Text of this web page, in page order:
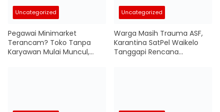
Uncategorized
Pegawai Minimarket
Terancam? Toko Tanpa
Karyawan Mulai Muncul,
Uncategorized
Warga Masih Trauma ASF,
Karantina SatPel Waikelo
Tanggapi Rencana